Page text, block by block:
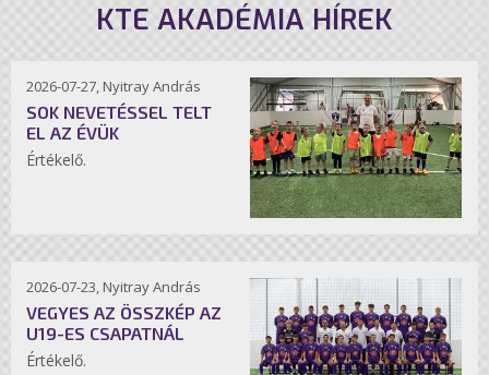
KTE AKADÉMIA HÍREK
2026-07-27, Nyitray András
SOK NEVETÉSSEL TELT
EL AZ ÉVÜK
Értékelő.
2026-07-23, Nyitray András
VEGYES AZ ÖSSZKÉP AZ
U19-ES CSAPATNÁL
Értékelő.